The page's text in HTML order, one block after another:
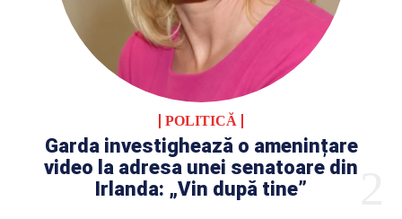
POLITICĂ
Garda investighează o amenințare
video la adresa unei senatoare din
Irlanda: „Vin după tine”